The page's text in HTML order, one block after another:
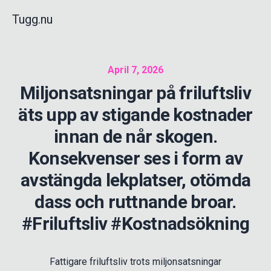
Tugg.nu
April 7, 2026
Miljonsatsningar på friluftsliv
äts upp av stigande kostnader
innan de når skogen.
Konsekvenser ses i form av
avstängda lekplatser, otömda
dass och ruttnande broar.
#Friluftsliv #Kostnadsökning
Fattigare friluftsliv trots miljonsatsningar